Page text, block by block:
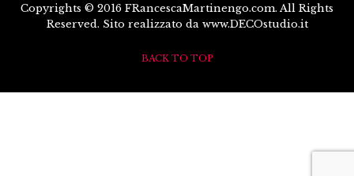
Copyrights © 2016 FRancescaMartinengo.com. All Rights
Reserved. Sito realizzato da www.DECOstudio.it
BACK TO TOP